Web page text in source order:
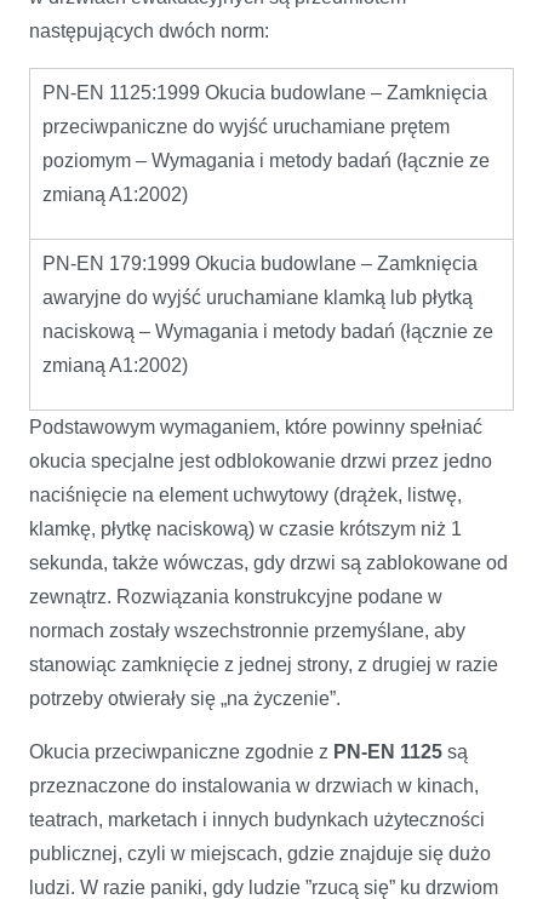
następujących dwóch norm:
PN-EN 1125:1999 Okucia budowlane – Zamknięcia
przeciwpaniczne do wyjść uruchamiane prętem
poziomym – Wymagania i metody badań (łącznie ze
zmianą A1:2002)
PN-EN 179:1999 Okucia budowlane – Zamknięcia
awaryjne do wyjść uruchamiane klamką lub płytką
naciskową – Wymagania i metody badań (łącznie ze
zmianą A1:2002)
Podstawowym wymaganiem, które powinny spełniać
okucia specjalne jest odblokowanie drzwi przez jedno
naciśnięcie na element uchwytowy (drążek, listwę,
klamkę, płytkę naciskową) w czasie krótszym niż 1
sekunda, także wówczas, gdy drzwi są zablokowane od
zewnątrz. Rozwiązania konstrukcyjne podane w
normach zostały wszechstronnie przemyślane, aby
stanowiąc zamknięcie z jednej strony, z drugiej w razie
potrzeby otwierały się „na życzenie”.
Okucia przeciwpaniczne zgodnie z PN-EN 1125 są
przeznaczone do instalowania w drzwiach w kinach,
teatrach, marketach i innych budynkach użyteczności
publicznej, czyli w miejscach, gdzie znajduje się dużo
ludzi. W razie paniki, gdy ludzie ”rzucą się” ku drzwiom